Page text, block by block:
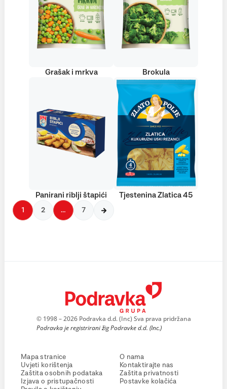
Grašak i mrkva Brokula
Panirani riblji štapići Tjestenina Zlatica 45
1 2 … 7
© 1998 – 2026 Podravka d.d. (Inc) Sva prava pridržana
Podravka je registrirani žig Podravke d.d. (Inc.)
Mapa stranice
Uvjeti korištenja
Zaštita osobnih podataka
Izjava o pristupačnosti
O nama
Kontaktirajte nas
Zaštita privatnosti
Postavke kolačića